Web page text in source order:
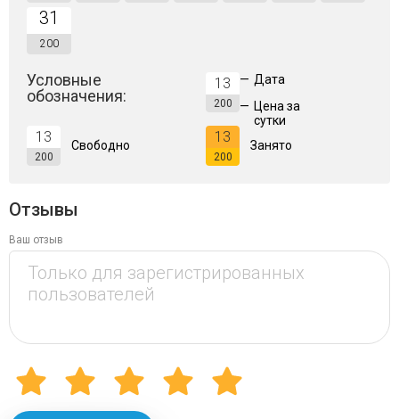
31
200
Условные
обозначения:
13
200
— Дата
— Цена за
сутки
13
200
Свободно
13
200
Занято
Отзывы
Ваш отзыв